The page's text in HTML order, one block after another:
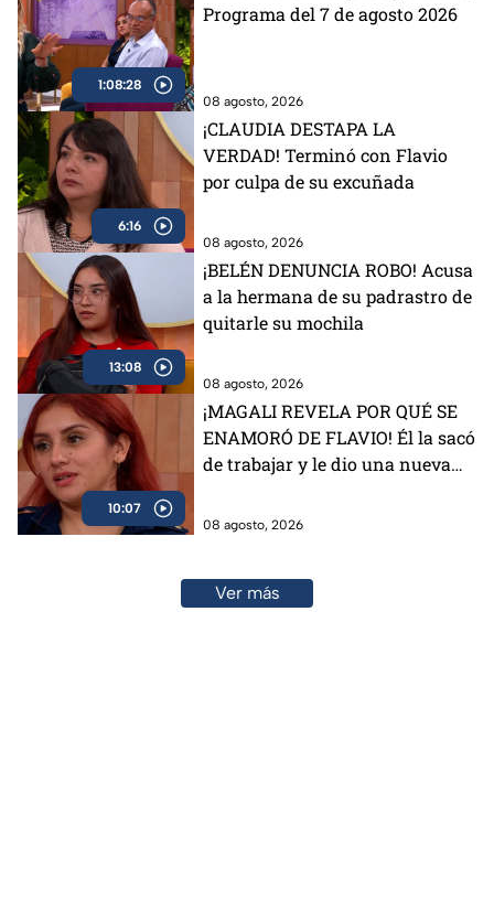
1:08:28
Programa del 7 de agosto 2026
08 agosto, 2026
6:16
¡CLAUDIA DESTAPA LA
VERDAD! Terminó con Flavio
por culpa de su excuñada
08 agosto, 2026
13:08
¡BELÉN DENUNCIA ROBO! Acusa
a la hermana de su padrastro de
quitarle su mochila
08 agosto, 2026
10:07
¡MAGALI REVELA POR QUÉ SE
ENAMORÓ DE FLAVIO! Él la sacó
de trabajar y le dio una nueva
08 agosto, 2026
Ver más